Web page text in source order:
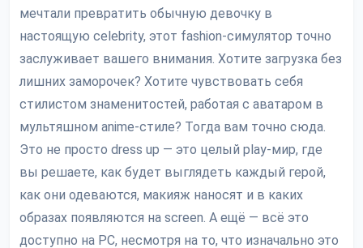
мечтали превратить обычную девочку в
настоящую celebrity, этот fashion-симулятор точно
заслуживает вашего внимания. Хотите загрузка без
лишних заморочек? Хотите чувствовать себя
стилистом знаменитостей, работая с аватаром в
мультяшном anime-стиле? Тогда вам точно сюда.
Это не просто dress up — это целый play-мир, где
вы решаете, как будет выглядеть каждый герой,
как они одеваются, макияж наносят и в каких
образах появляются на screen. А ещё — всё это
доступно на PC, несмотря на то, что изначально это